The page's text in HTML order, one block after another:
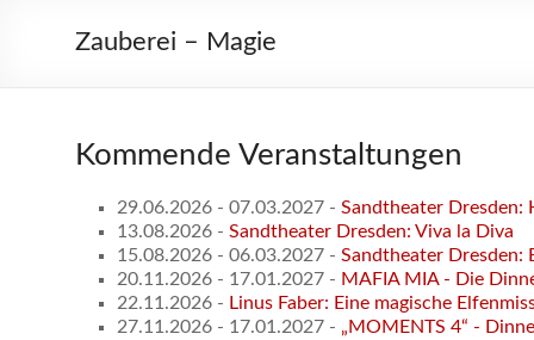
Zauberei – Magie
Kommende Veranstaltungen
29.06.2026 - 07.03.2027 - Sandtheater Dresden:
13.08.2026 - Sandtheater Dresden: Viva la Diva
15.08.2026 - 06.03.2027 - Sandtheater Dresden:
20.11.2026 - 17.01.2027 - MAFIA MIA - Die
22.11.2026 - Linus Faber: Eine magische
27.11.2026 - 17.01.2027 - „MOMENTS 4“ -